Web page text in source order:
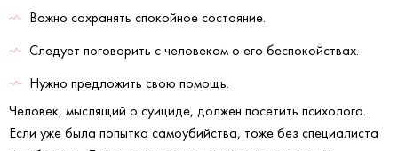
Важно сохранять спокойное состояние.
Следует поговорить с человеком о его беспокойствах.
Нужно предложить свою помощь.
Человек, мыслящий о суициде, должен посетить психолога.
Если уже была попытка самоубийства, тоже без специалиста